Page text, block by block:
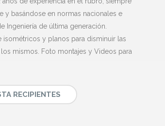
y basándose en normas nacionales e
Ingeniería de última generación.
isométricos y planos para disminuir las
mismos. Foto montajes y Videos para
RECIPIENTES